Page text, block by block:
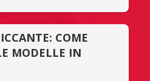
COME
MODELLE IN